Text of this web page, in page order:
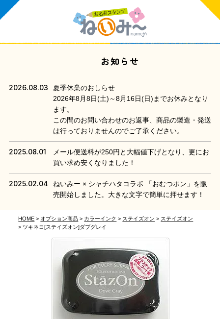
お知らせ
2026.08.03
夏季休業のおしらせ
2026年8月8日(土)～8月16日(日)までお休みとなり
ます。
この間のお問い合わせのお返事、商品の製造・発送
は行っておりませんのでご了承ください。
2025.08.01
メール便送料が250円と大幅値下げとなり、更にお
買い求め安くなりました！
2025.02.04
ねいみー × シャチハタコラボ 「おむつポン」を販
売開始しました。大きな文字で簡単に押せます！
HOME オプション商品 カラーインク ステイズオン
ステイズオン
ツキネコ[ステイズオン]ダブグレイ